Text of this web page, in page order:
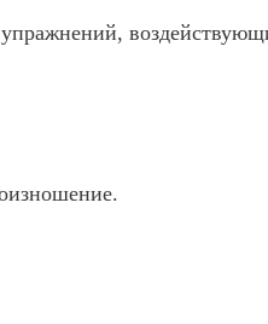
упражнений,